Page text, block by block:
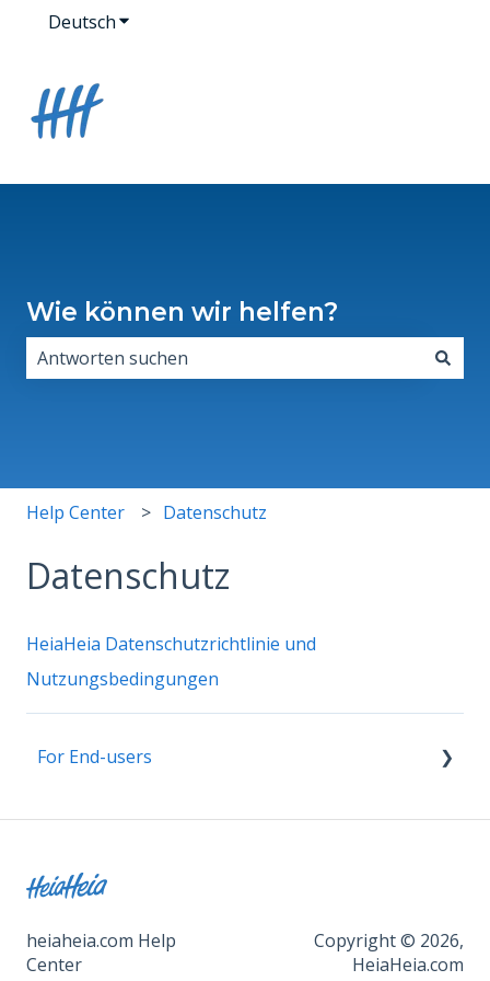
DeutschUntermenü für Übersetzungen anzeigen
Wie können wir helfen?
Help Center Datenschutz
Datenschutz
HeiaHeia Datenschutzrichtlinie und
Nutzungsbedingungen
For End-users
Datenschutz
heiaheia.com Help
Center
Copyright © 2026,
HeiaHeia.com